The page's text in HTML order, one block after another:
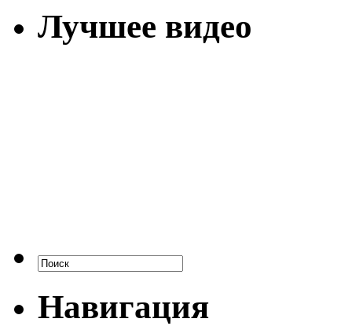
Лучшее видео
Навигация